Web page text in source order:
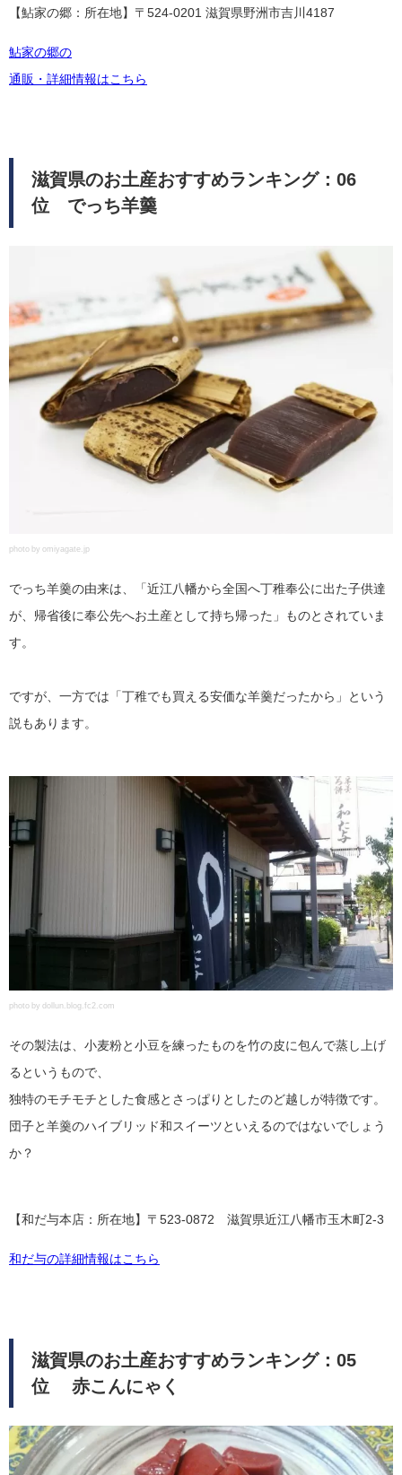
【鮎家の郷：所在地】〒524-0201 滋賀県野洲市吉川4187
鮎家の郷の
通販・詳細情報はこちら
滋賀県のお土産おすすめランキング：06
位 でっち羊羹
photo by omiyagate.jp
でっち羊羹の由来は、「近江八幡から全国へ丁稚奉公に出た子供達
が、帰省後に奉公先へお土産として持ち帰った」ものとされていま
す。
ですが、一方では「丁稚でも買える安価な羊羹だったから」という
説もあります。
photo by dollun.blog.fc2.com
その製法は、小麦粉と小豆を練ったものを竹の皮に包んで蒸し上げ
るというもので、
独特のモチモチとした食感とさっぱりとしたのど越しが特徴です。
団子と羊羹のハイブリッド和スイーツといえるのではないでしょう
か？
【和だ与本店：所在地】〒523-0872 滋賀県近江八幡市玉木町2-3
和だ与の詳細情報はこちら
滋賀県のお土産おすすめランキング：05
位 赤こんにゃく